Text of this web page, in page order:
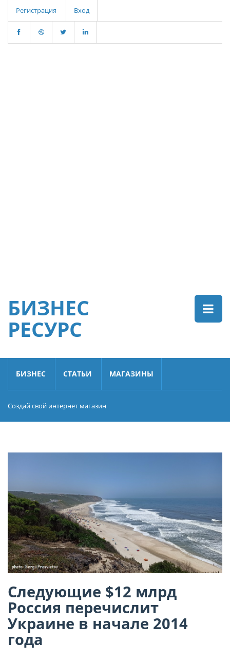
Регистрация Вход
БИЗНЕС
РЕСУРС
БИЗНЕС СТАТЬИ МАГАЗИНЫ
Создай свой интернет магазин
Следующие $12 млрд
Россия перечислит
Украине в начале 2014
года